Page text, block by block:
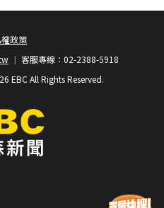
政策
客服專線：02-2388-5918
EBC All Rights Reserved.